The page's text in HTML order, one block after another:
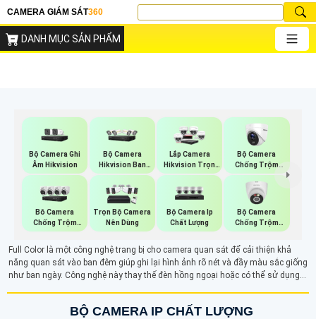
CAMERA GIÁM SÁT360
DANH MỤC SẢN PHẨM
Bộ Camera Ghi
Âm Hikvision
Bộ Camera
Hikvision Ban
Đêm Có Màu
Lắp Camera
Hikvision Trọn
Bộ
Bộ Camera
Chống Trộm
Hikvision
Bô Camera
Chống Trộm
Hikvision
Trọn Bộ Camera
Nên Dùng
Bộ Camera Ip
Chất Lượng
Bộ Camera
Chống Trộm
Kbvision
Full Color là một công nghệ trang bị cho camera quan sát để cải thiện khả
năng quan sát vào ban đêm giúp ghi lại hình ảnh rõ nét và đầy màu sắc giống
như ban ngày. Công nghệ này thay thế đèn hồng ngoại hoặc có thể sử dụng
BỘ CAMERA IP CHẤT LƯỢNG